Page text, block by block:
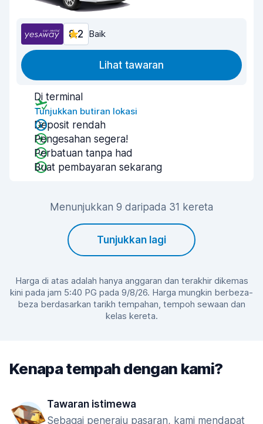
8.2 Baik
Lihat tawaran
Di terminal
Tunjukkan butiran lokasi
Deposit rendah
Pengesahan segera!
Perbatuan tanpa had
Buat pembayaran sekarang
Menunjukkan 9 daripada 31 kereta
Tunjukkan lagi
Harga di atas adalah hanya anggaran dan terakhir dikemas
kini pada jam 5:40 PG pada 9/8/26. Harga mungkin berbeza-
beza berdasarkan tarikh tempahan, tempoh sewaan dan
kelas kereta.
Kenapa tempah dengan kami?
Tawaran istimewa
Sebagai peneraju pasaran, kami mendapat